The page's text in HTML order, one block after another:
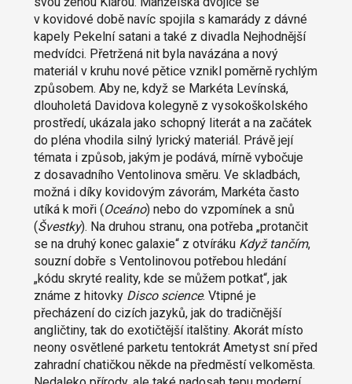
v kovidové době navíc spojila s kamarády z dávné
kapely Pekelní satani a také z divadla Nejhodnější
medvídci. Přetržená nit byla navázána a nový
materiál v kruhu nové pětice vznikl poměrně rychlým
způsobem. Aby ne, když se Markéta Levínská,
dlouholetá Davidova kolegyně z vysokoškolského
prostředí, ukázala jako schopný literát a na začátek
do pléna vhodila silný lyrický materiál. Právě její
témata i způsob, jakým je podává, mírně vybočuje
z dosavadního Ventolinova směru. Ve skladbách,
možná i díky kovidovým závorám, Markéta často
utíká k moři (Oceáno) nebo do vzpomínek a snů
(Švestky). Na druhou stranu, ona potřeba „protančit
se na druhý konec galaxie“ z otvíráku Když tančím,
souzní dobře s Ventolinovou potřebou hledání
„kódu skryté reality, kde se můžem potkat“, jak
známe z hitovky Disco science. Vtipné je
přecházení do cizích jazyků, jak do tradičnější
angličtiny, tak do exotičtější italštiny. Akorát místo
neony osvětlené parketu tentokrát Ametyst sní před
zahradní chatičkou někde na předměstí velkoměsta.